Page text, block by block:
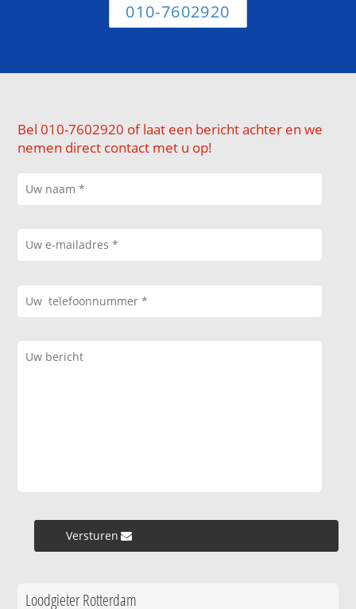
010-7602920
Bel 010-7602920 of laat een bericht achter en we
nemen direct contact met u op!
Versturen »
Loodgieter Rotterdam